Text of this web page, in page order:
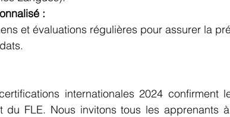
:
et évaluations régulières pour assurer la
internationales 2024 confirment
du FLE. Nous invitons tous les apprenants